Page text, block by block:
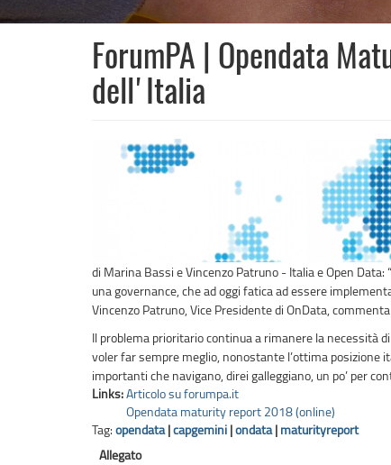
ForumPA | Opendata
dell'Italia
di Marina Bassi e Vincenzo Patruno - Italia e Open
una governance, che ad oggi fatica ad essere
Vincenzo Patruno, Vice Presidente di OnData,
Il problema prioritario continua a rimanere la necessità
voler far sempre meglio, nonostante l’ottima posizione
importanti che navigano, direi galleggiano, un po’ per
Links:Articolo su forumpa.it
Opendata maturity report 2018 (online)
Tag: opendata|capgemini |ondata| maturityreport
Allegato